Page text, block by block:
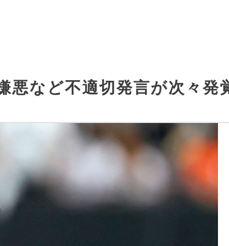
悪など不適切発言が次々発